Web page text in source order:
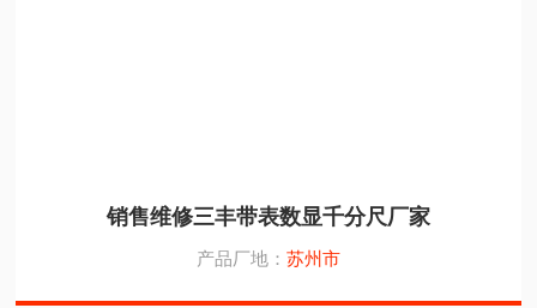
销售维修三丰带表数显千分尺厂家
产品厂地： 苏州市